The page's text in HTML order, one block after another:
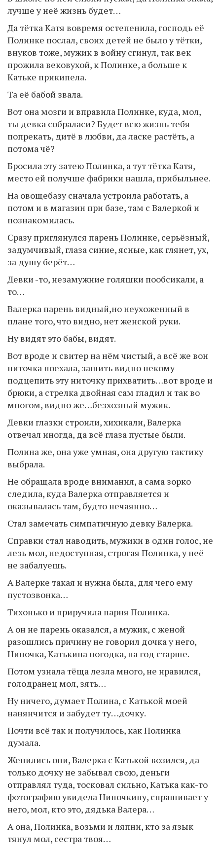
лучше у неё жизнь будет…
Да тётка Катя вовремя остепенила, господь её
Полинке послал, своих детей не было у тётки,
внуков тоже, мужик в войну сгинул, так век
прожила вековухой, к Полинке, а больше к
Катьке прикипела.
Та её бабой звала.
Вот она мозги и вправила Полинке, куда, мол,
ты девка собраласи? Будет всю жизнь тебя
попрекать, дитё в любви, да ласке растёть, а
потома чё?
Бросила эту затею Полинка, а тут тётка Катя,
место ей получше фабрики нашла, прибыльнее.
На овощебазу сначала устроила работать, а
потом и в магазин при базе, там с Валеркой и
познакомилась.
Сразу приглянулся парень Полинке, серьёзный,
задумчивый, глаза синие, ясные, как глянет, ух,
за душу берёт…
Девки -то, незамужние голяшки пообсикали, а
то…
Валерка парень видный,но неухоженный в
плане того, что видно, нет женской руки.
Ну видят это бабы, видят.
Вот вроде и свитер на нём чистый, а всё же вон
ниточка поехала, зашить видно некому
подцепить эту ниточку прихватить…вот вроде и
брюки, а стрелка двойная сам гладил и так во
многом, видно же…безхозный мужик.
Девки глазки строили, хихикали, Валерка
отвечал иногда, да всё глаза пустые были.
Полина же, она уже умная, она другую тактику
выбрала.
Не обращала вроде внимания, а сама зорко
следила, куда Валерка отправляется и
оказывалась там, будто нечаянно…
Стал замечать симпатичную девку Валерка.
Справки стал наводить, мужики в один голос, не
лезь мол, недоступная, строгая Полинка, у неё
не забалуешь.
А Валерке такая и нужна была, для чего ему
пустозвонка…
Тихонько и приручила парня Полинка.
А он не парень оказался, а мужик, с женой
разошлись причину не говорил дочка у него,
Ниночка, Катькина погодка, на год старше.
Потом узнала тёща лезла много, не нравился,
голодранец мол, зять…
Ну ничего, думает Полина, с Катькой моей
нанянчится и забудет ту…дочку.
Почти всё так и получилось, как Полинка
думала.
Женились они, Валерка с Катькой возился, да
только дочку не забывал свою, деньги
отправлял туда, тосковал сильно, Катька как-то
фотографию увидела Ниночкину, спрашивает у
него, мол, кто это, дядька Валера…
А она, Полинка, возьми и ляпни, кто за язык
тянул мол, сестра твоя…